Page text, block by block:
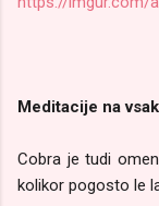
Meditacije na
Cobra je tudi
kolikor pogosto le